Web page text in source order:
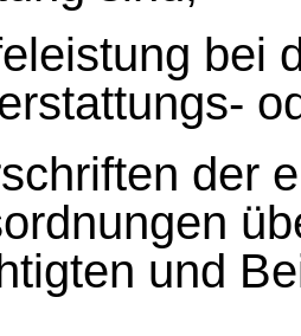
bei
der
und